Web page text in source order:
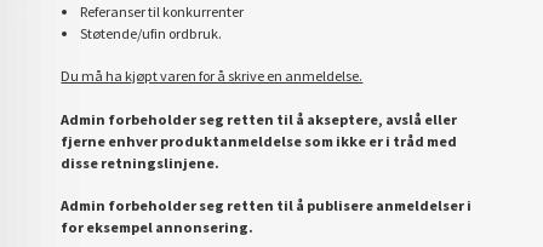
Referanser til konkurrenter
Støtende/ufin ordbruk.
Du må ha kjøpt varen for å skrive en anmeldelse.
Admin forbeholder seg retten til å akseptere, avslå eller
fjerne enhver produktanmeldelse som ikke er i tråd med
disse retningslinjene.
Admin forbeholder seg retten til å publisere anmeldelser i
for eksempel annonsering.